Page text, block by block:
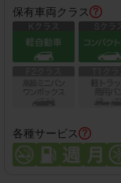
保有車両クラス
各種サービス